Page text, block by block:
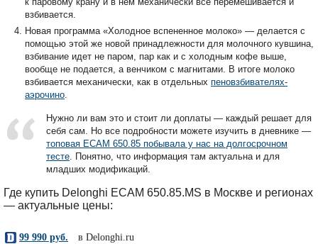
взбивается.
Новая программа «Холодное вспененное молоко» — делается с
помощью этой же новой принадлежности для молочного кувшина,
взбивание идет не паром, пар как и с холодным кофе выше,
вообще не подается, а венчиком с магнитами. В итоге молоко
взбивается механически, как в отдельных пеновзбивателях-
аэрочино
Нужно ли вам это и стоит ли доплаты — каждый решает для
себя сам. Но все подробности можете изучить в дневнике —
топовая ECAM 650.85 побывала у нас на долгосрочном
тесте . Понятно, что информация там актуальна и для
младших модификаций.
Где купить Delonghi ECAM 650.85.MS в Москве и регионах
— актуальные цены: